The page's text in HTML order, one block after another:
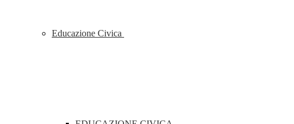
Educazione Civica